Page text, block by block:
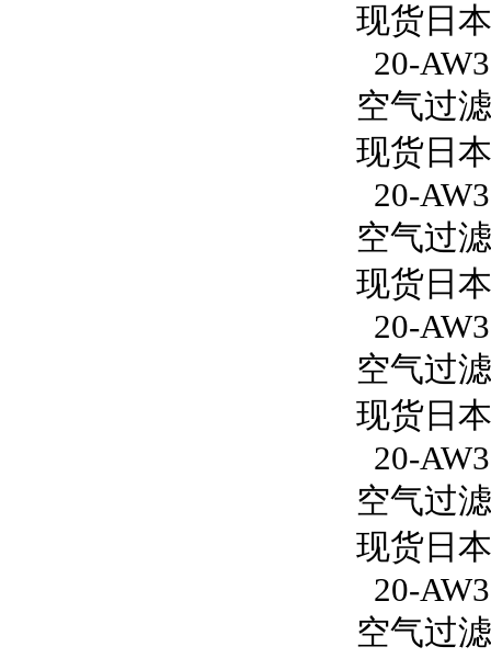
现货日
20-
空气过
现货日
20-
空气过
现货日
20-
空气过
现货日
20-
空气过
现货日
20-
空气过